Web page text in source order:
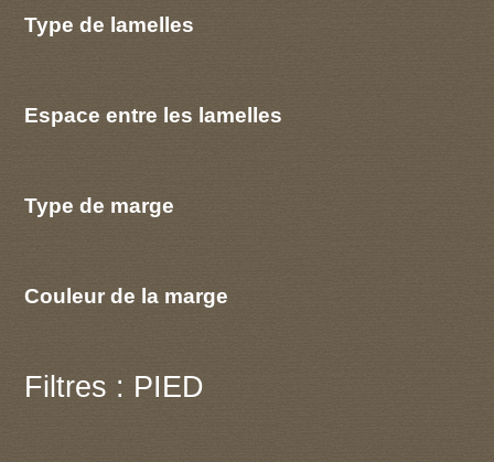
Type de lamelles
Espace entre les lamelles
Type de marge
Couleur de la marge
Filtres : PIED